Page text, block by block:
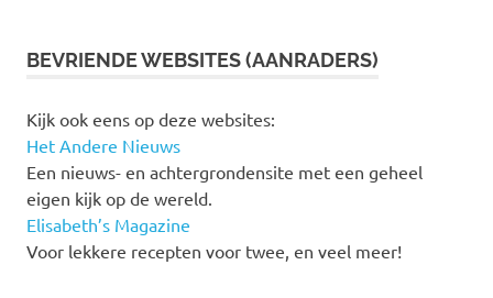
BEVRIENDE WEBSITES (AANRADERS)
Kijk ook eens op deze websites:
Het Andere Nieuws
Een nieuws- en achtergrondensite met een geheel
eigen kijk op de wereld.
Elisabeth’s Magazine
Voor lekkere recepten voor twee, en veel meer!